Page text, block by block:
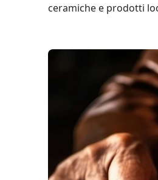
ceramiche e prodotti